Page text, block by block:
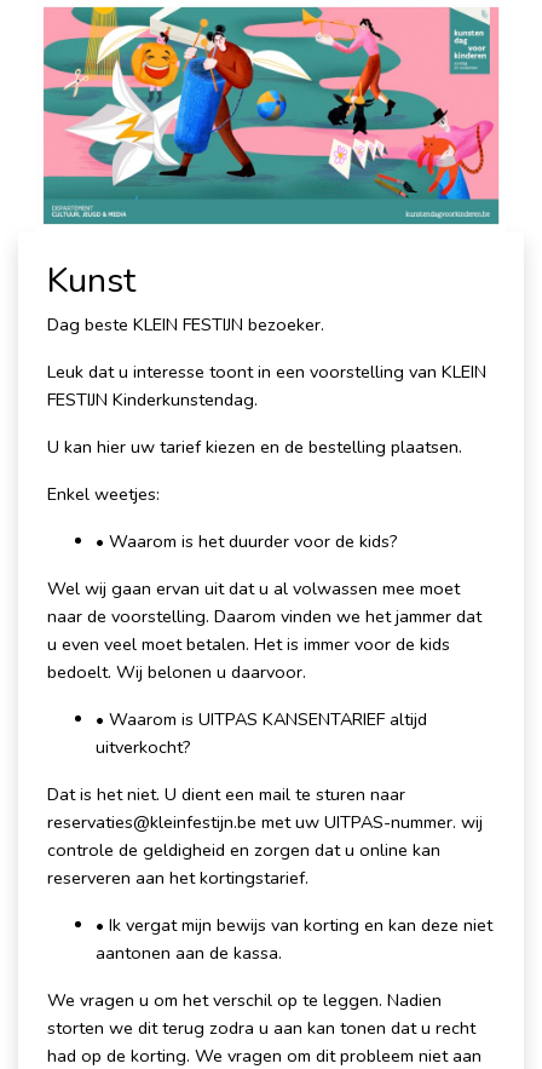
Kunst
Dag beste KLEIN FESTIJN bezoeker.
Leuk dat u interesse toont in een voorstelling van KLEIN
FESTIJN Kinderkunstendag.
U kan hier uw tarief kiezen en de bestelling plaatsen.
Enkel weetjes:
• Waarom is het duurder voor de kids?
Wel wij gaan ervan uit dat u al volwassen mee moet
naar de voorstelling. Daarom vinden we het jammer dat
u even veel moet betalen. Het is immer voor de kids
bedoelt. Wij belonen u daarvoor.
• Waarom is UITPAS KANSENTARIEF altijd
uitverkocht?
Dat is het niet. U dient een mail te sturen naar
reservaties@kleinfestijn.be met uw UITPAS-nummer. wij
controle de geldigheid en zorgen dat u online kan
reserveren aan het kortingstarief.
• Ik vergat mijn bewijs van korting en kan deze niet
aantonen aan de kassa.
We vragen u om het verschil op te leggen. Nadien
storten we dit terug zodra u aan kan tonen dat u recht
had op de korting. We vragen om dit probleem niet aan